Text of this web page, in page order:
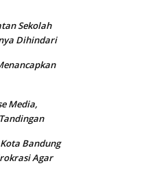
Sekolah
Dihindari
Media,
Bandung
Agar